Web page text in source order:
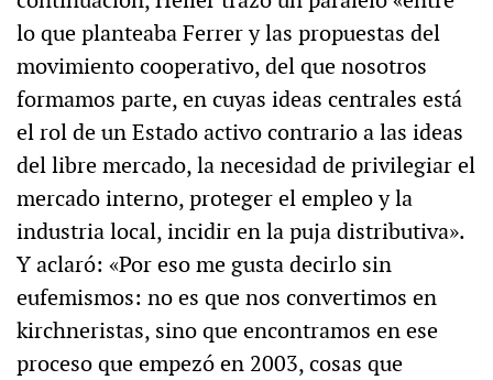
lo que planteaba Ferrer y las propuestas del
movimiento cooperativo, del que nosotros
formamos parte, en cuyas ideas centrales está
el rol de un Estado activo contrario a las ideas
del libre mercado, la necesidad de privilegiar el
mercado interno, proteger el empleo y la
industria local, incidir en la puja distributiva».
Y aclaró: «Por eso me gusta decirlo sin
eufemismos: no es que nos convertimos en
kirchneristas, sino que encontramos en ese
proceso que empezó en 2003, cosas que